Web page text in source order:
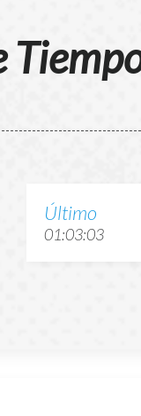
Último
01:03:03